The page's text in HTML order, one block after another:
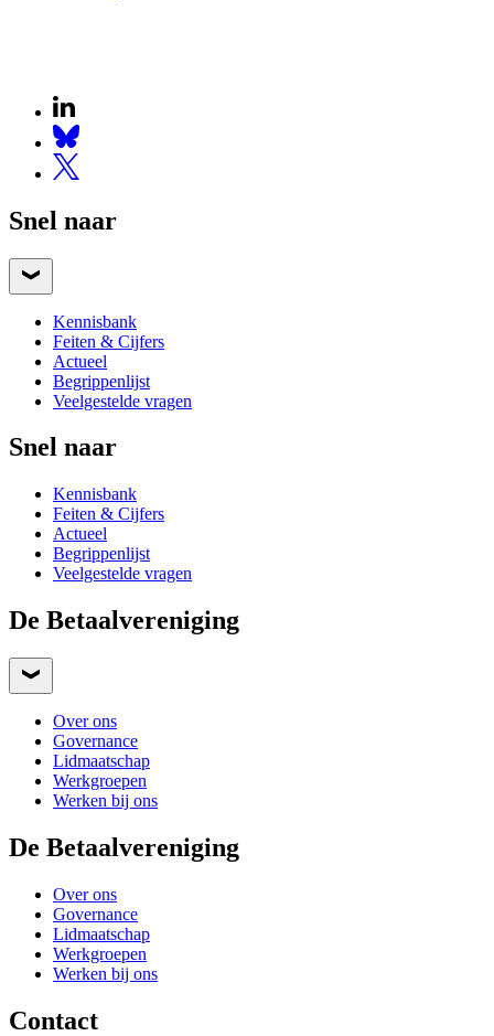
Snel naar
Kennisbank
Feiten & Cijfers
Actueel
Begrippenlijst
Veelgestelde vragen
Snel naar
Kennisbank
Feiten & Cijfers
Actueel
Begrippenlijst
Veelgestelde vragen
De Betaalvereniging
Over ons
Governance
Lidmaatschap
Werkgroepen
Werken bij ons
De Betaalvereniging
Over ons
Governance
Lidmaatschap
Werkgroepen
Werken bij ons
Contact